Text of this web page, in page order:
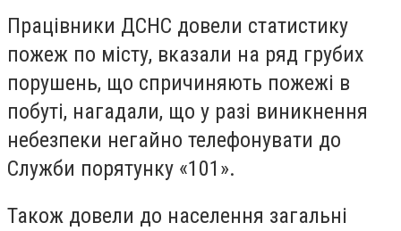
Працівники ДСНС довели статистику
пожеж по місту, вказали на ряд грубих
порушень, що спричиняють пожежі в
побуті, нагадали, що у разі виникнення
небезпеки негайно телефонувати до
Служби порятунку «101».
Також довели до населення загальні